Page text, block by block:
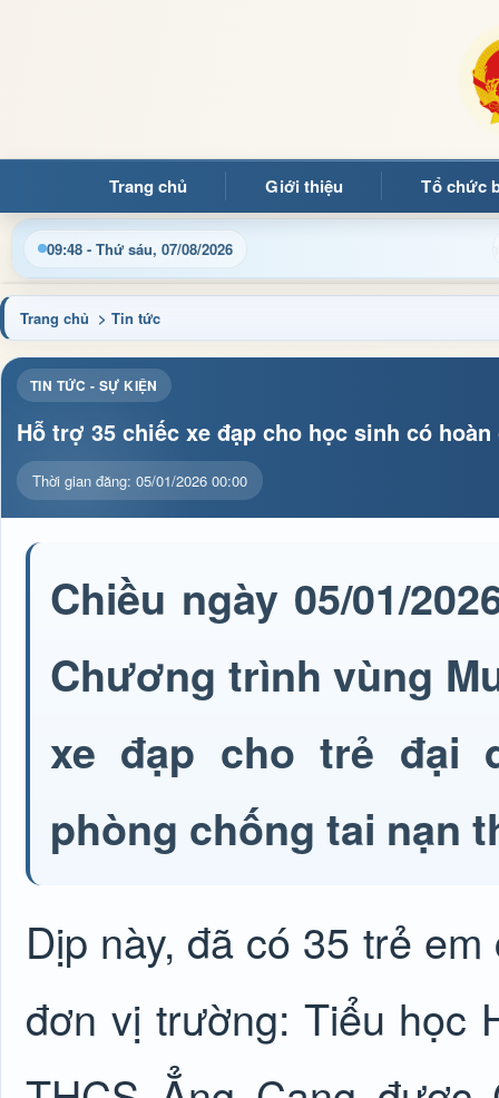
Trang chủ Giới thiệu Tổ chức
09:48 - Thứ sáu, 07/08/2026
Cập nhật thông tin điều hành, thủ tục hành chính và tin tức
Trang chủ > Tin tức
TIN TỨC - SỰ KIỆN
Hỗ trợ 35 chiếc xe đạp cho học sinh có
Thời gian đăng: 05/01/2026 00:00
Chiều ngày 05/01/
Chương trình vùng
xe đạp cho trẻ đại
phòng chống tai nạn
Dịp này, đã có 35 trẻ
đơn vị trường: Tiểu học